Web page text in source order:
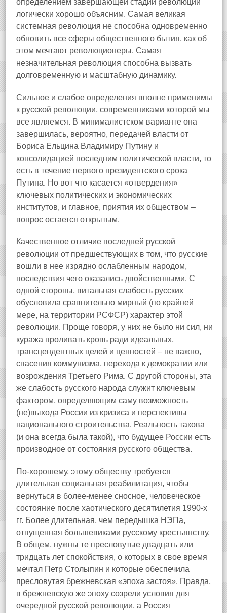
определением завершающей стадии революции
логически хорошо объясним. Самая великая
системная революция не способна одновременно
обновить все сферы общественного бытия, как об
этом мечтают революционеры. Самая
незначительная революция способна вызвать
долговременную и масштабную динамику.
Сильное и слабое определения вполне применимы
к русской революции, современниками которой мы
все являемся. В минималистском варианте она
завершилась, вероятно, передачей власти от
Бориса Ельцина Владимиру Путину и
консолидацией последним политической власти, то
есть в течение первого президентского срока
Путина. Но вот что касается «отвердения»
ключевых политических и экономических
институтов, и главное, приятия их обществом –
вопрос остается открытым.
Качественное отличие последней русской
революции от предшествующих в том, что русские
вошли в нее изрядно ослабленным народом,
последствия чего оказались двойственными. С
одной стороны, витальная слабость русских
обусловила сравнительно мирный (по крайней
мере, на территории РСФСР) характер этой
революции. Проще говоря, у них не было ни сил, ни
куража проливать кровь ради идеальных,
трансцендентных целей и ценностей – не важно,
спасения коммунизма, перехода к демократии или
возрождения Третьего Рима. С другой стороны, эта
же слабость русского народа служит ключевым
фактором, определяющим саму возможность
(не)выхода России из кризиса и перспективы
национального строительства. Реальность такова
(и она всегда была такой), что будущее России есть
производное от состояния русского общества.
По-хорошему, этому обществу требуется
длительная социальная реабилитация, чтобы
вернуться в более-менее сносное, человеческое
состояние после хаотического десятилетия 1990-х
гг. Более длительная, чем передышка НЭПа,
отпущенная большевиками русскому крестьянству.
В общем, нужны те пресловутые двадцать или
тридцать лет спокойствия, о которых в свое время
мечтал Петр Столыпин и которые обеспечила
пресловутая брежневская «эпоха застоя». Правда,
в брежневскую же эпоху созрели условия для
очередной русской революции, а Россия